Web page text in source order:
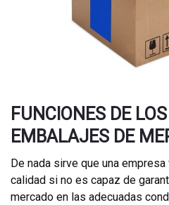
FUNCIONES DE
EMBALAJES DE
De nada sirve que una
calidad si no es capaz de
mercado en las adecuadas